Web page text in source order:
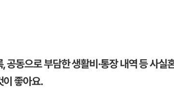
동으로 부담한 생활비·통장 내역 등 사실
이 좋아요.